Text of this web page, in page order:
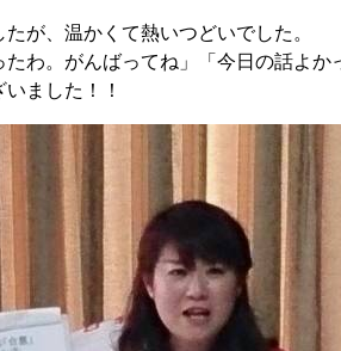
が、温かくて熱いつどいでした。
わ。がんばってね」「今日の話よ
ました！！